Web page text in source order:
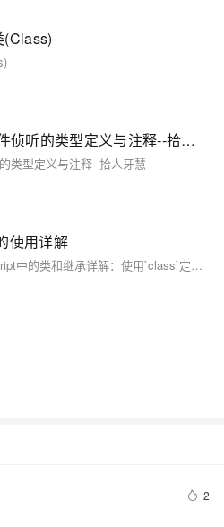
(Class)
Typescript 回调函数、事件侦听的类型定义与注释--拾人牙慧
类型定义与注释--拾人牙慧
使用详解
【4月更文挑战第23天】TypeScript中的类和继承详解：使用`class`定义类，包含属性和方法，如`Animal`示例。通过`extends`实现继承，如`Dog`继承`Animal`，可重写父类方法。使用访问修饰符`public`、`protected`、`private`控制成员可见性。抽象类和抽象方法用于定义基类和强制子类实现特定方法，提升代码组织和可维护性。
2